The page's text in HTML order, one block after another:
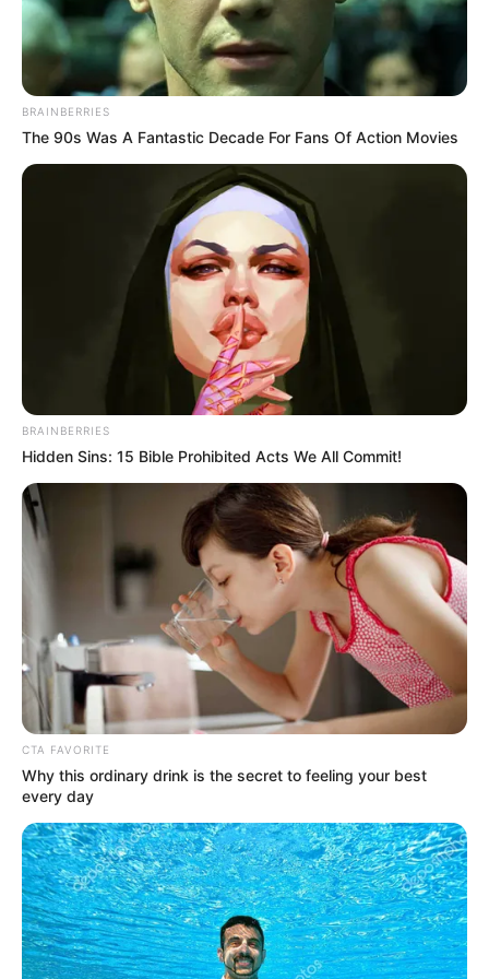
Chuu Eks LOONA
BRAINBERRIES
The 90s Was A Fantastic Decade For Fans Of Action Movies
BRAINBERRIES
Hidden Sins: 15 Bible Prohibited Acts We All Commit!
CTA FAVORITE
Why this ordinary drink is the secret to feeling your best
every day